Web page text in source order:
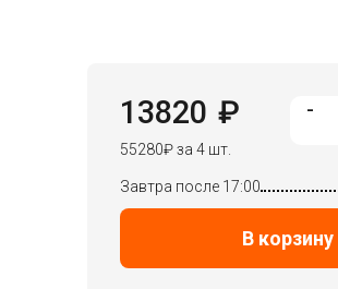
13820 ₽
55280₽за 4 шт.
-
Завтра после 17:00
В корзину